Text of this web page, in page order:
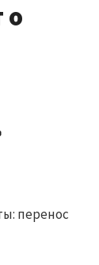
о
перенос